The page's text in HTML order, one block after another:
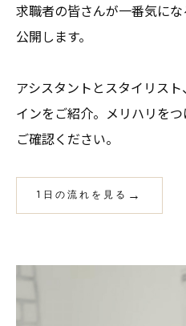
求職者の皆さんが一番気に
公開します。
アシスタントとスタイリス
インをご紹介。メリハリを
ご確認ください。
1日の流れを見る